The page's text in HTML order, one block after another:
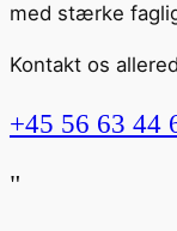
med stærke
Kontakt os
+45 56 63 44
"